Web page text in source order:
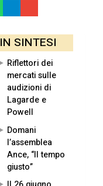
IN SINTESI
Riflettori dei
mercati sulle
audizioni di
Lagarde e
Powell
Domani
l’assemblea
Ance, “Il tempo
giusto”